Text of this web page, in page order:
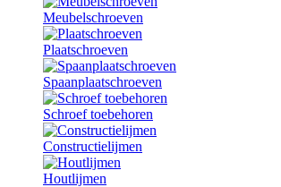
Meubelschroeven
Plaatschroeven
Spaanplaatschroeven
Schroef toebehoren
Constructielijmen
Houtlijmen